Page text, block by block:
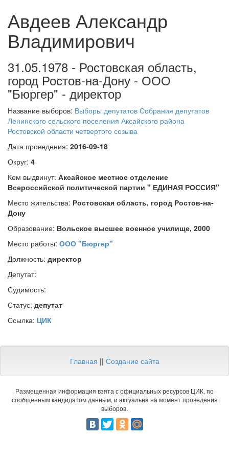
Авдеев Александр
Владимирович
31.05.1978 - Ростовская область,
город Ростов-на-Дону - ООО
"Бюргер" - директор
Название выборов: Выборы депутатов Собрания депутатов
Ленинского сельского поселения Аксайского района
Ростовской области четвертого созыва
Дата проведения: 2016-09-18
Округ: 4
Кем выдвинут: Аксайское местное отделение
Всероссийской политической партии " ЕДИНАЯ РОССИЯ"
Место жительства: Ростовская область, город Ростов-на-
Дону
Образование: Вольское высшее военное училище, 2000
Место работы: ООО "Бюргер"
Должность: директор
Депутат:
Судимость:
Статус: депутат
Ссылка: ЦИК
Главная || Создание сайта
Размещенная информация взята с официальных ресурсов ЦИК, по
сообщенным кандидатом данным, и актуальна на момент проведения
выборов.